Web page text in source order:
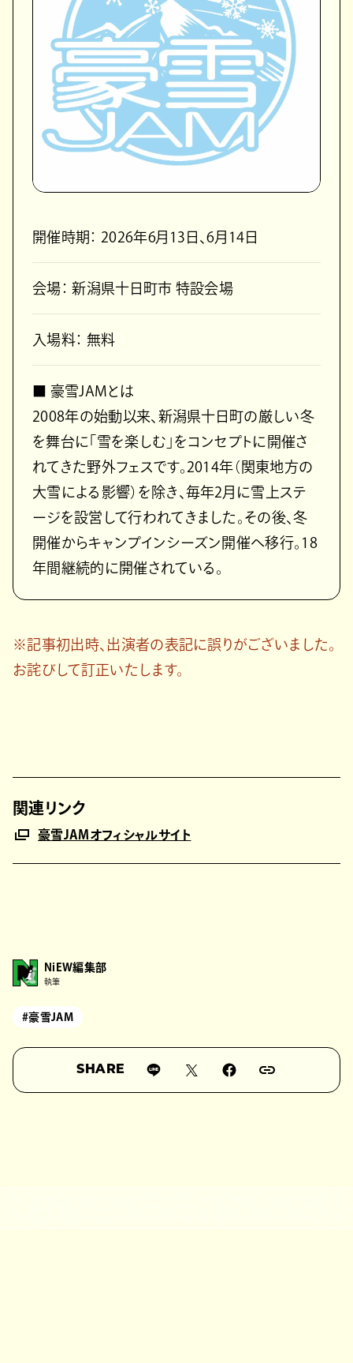
開催時期： 2026年6月13日、6月14日
会場： 新潟県十日町市 特設会場
入場料： 無料
■ 豪雪JAMとは
2008年の始動以来、新潟県十日町の厳しい冬
を舞台に「雪を楽しむ」をコンセプトに開催さ
れてきた野外フェスです。2014年（関東地方の
大雪による影響）を除き、毎年2月に雪上ステ
ージを設営して行われてきました。その後、冬
開催からキャンプインシーズン開催へ移行。18
年間継続的に開催されている。
※記事初出時、出演者の表記に誤りがございました。
お詫びして訂正いたします。
関連リンク
豪雪JAMオフィシャルサイト
NiEW編集部
執筆
#豪雪JAM
SHARE